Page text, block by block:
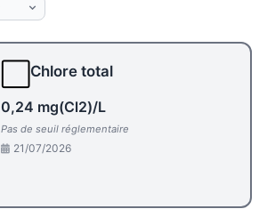
Chlore total
0,24 mg(Cl2)/L
Pas de seuil réglementaire
21/07/2026